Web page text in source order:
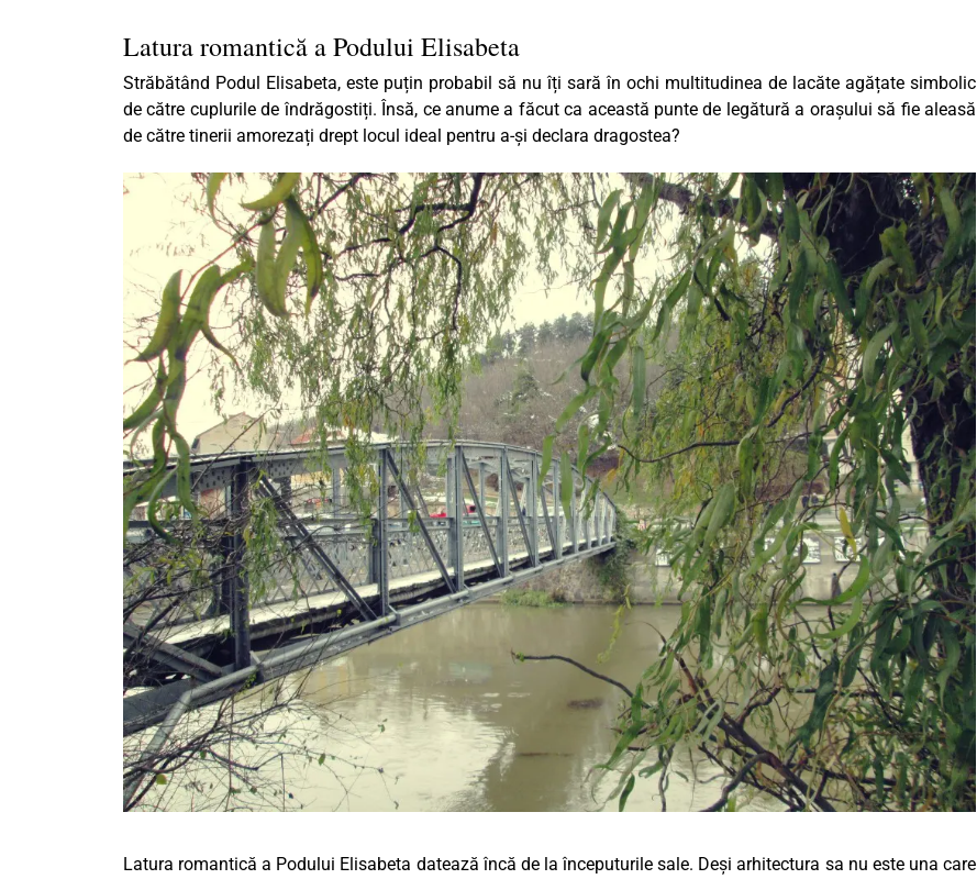
Latura romantică a Podului Elisabeta
Străbătând Podul Elisabeta, este puțin probabil să nu îți sară în ochi multitudinea de lacăte agățate simbolic
de către cuplurile de îndrăgostiți. Însă, ce anume a făcut ca această punte de legătură a orașului să fie aleasă
de către tinerii amorezați drept locul ideal pentru a-și declara dragostea?
Latura romantică a Podului Elisabeta datează încă de la începuturile sale. Deși arhitectura sa nu este una care